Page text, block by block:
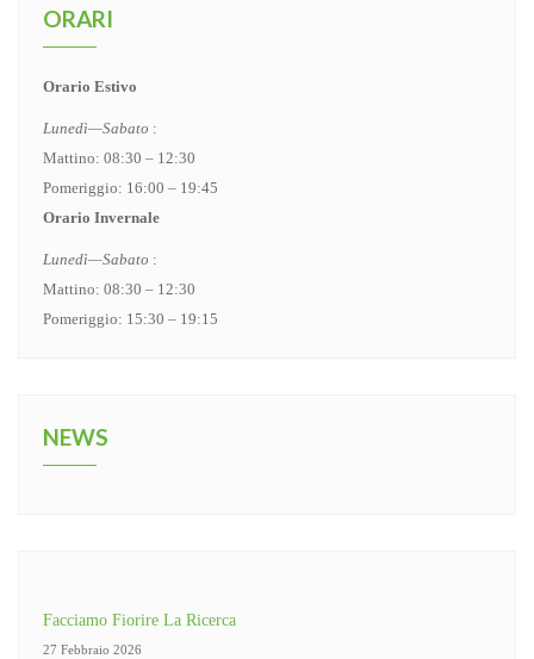
ORARI
Orario Estivo
Lunedì—Sabato :
Mattino: 08:30 – 12:30
Pomeriggio: 16:00 – 19:45
Orario Invernale
Lunedì—Sabato :
Mattino: 08:30 – 12:30
Pomeriggio: 15:30 – 19:15
NEWS
Facciamo Fiorire La Ricerca
27 Febbraio 2026